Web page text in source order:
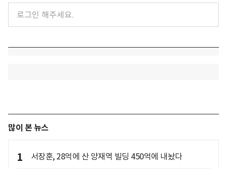
많이 본 뉴스
1 서장훈, 28억에 산 양재역 빌딩 450억에 내놨다